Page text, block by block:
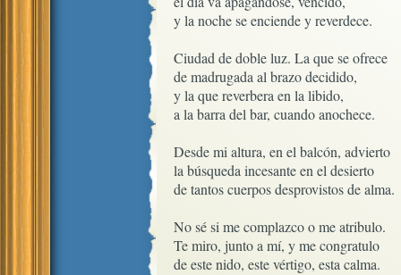
y la noche se enciende y reverdece.
Ciudad de doble luz. La que se ofrece
de madrugada al brazo decidido,
y la que reverbera en la libido,
a la barra del bar, cuando anochece.
Desde mi altura, en el balcón, advierto
la búsqueda incesante en el desierto
de tantos cuerpos desprovistos de alma.
No sé si me complazco o me atribulo.
Te miro, junto a mí, y me congratulo
de este nido, este vértigo, esta calma.